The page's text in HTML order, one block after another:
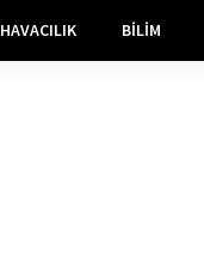
HAVACILIK BILIM